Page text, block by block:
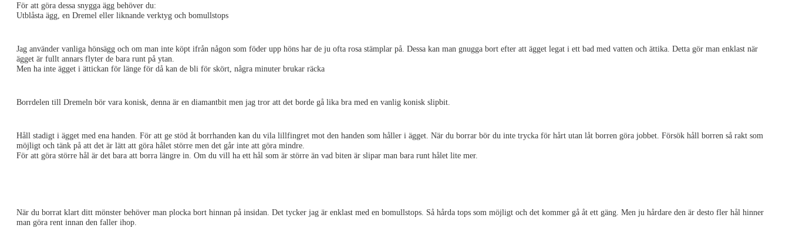
För att göra dessa snygga ägg behöver du:
Utblåsta ägg, en Dremel eller liknande verktyg och bomullstops
Jag använder vanliga hönsägg och om man inte köpt ifrån någon som föder upp höns har de ju ofta rosa stämplar på. Dessa kan man gnugga bort efter att ägget legat i ett bad med vatten och ättika. Detta gör man enklast när
ägget är fullt annars flyter de bara runt på ytan.
Men ha inte ägget i ättickan för länge för då kan de bli för skört, några minuter brukar räcka
Borrdelen till Dremeln bör vara konisk, denna är en diamantbit men jag tror att det borde gå lika bra med en vanlig konisk slipbit.
Håll stadigt i ägget med ena handen. För att ge stöd åt borrhanden kan du vila lillfingret mot den handen som håller i ägget. När du borrar bör du inte trycka för hårt utan låt borren göra jobbet. Försök håll borren så rakt som
möjligt och tänk på att det är lätt att göra hålet större men det går inte att göra mindre.
För att göra större hål är det bara att borra längre in. Om du vill ha ett hål som är större än vad biten är slipar man bara runt hålet lite mer.
När du borrat klart ditt mönster behöver man plocka bort hinnan på insidan. Det tycker jag är enklast med en bomullstops. Så hårda tops som möjligt och det kommer gå åt ett gäng. Men ju hårdare den är desto fler hål hinner
man göra rent innan den faller ihop.